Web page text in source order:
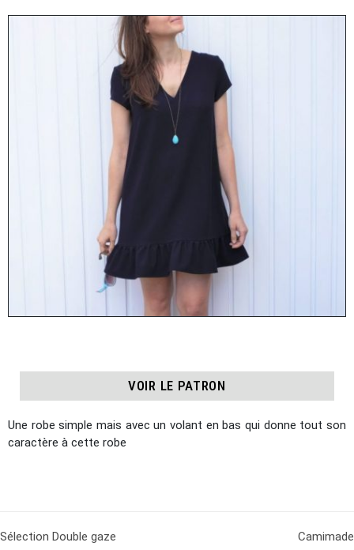
VOIR LE PATRON
Une robe simple mais avec un volant en bas qui donne tout son
caractère à cette robe
Sélection Double gaze Camimade